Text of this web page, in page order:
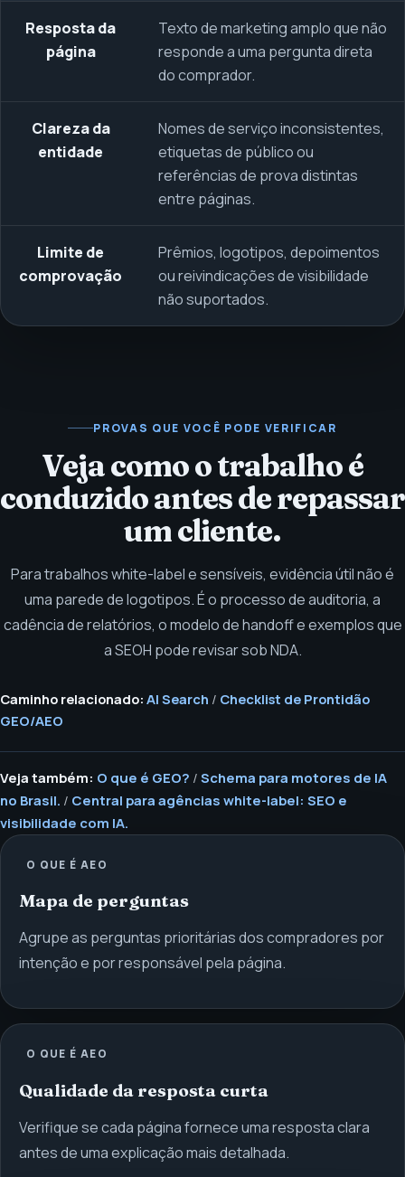
Resposta da
página
Texto de marketing amplo que não
responde a uma pergunta direta
do comprador.
Clareza da
entidade
Nomes de serviço inconsistentes,
etiquetas de público ou
referências de prova distintas
entre páginas.
Limite de
comprovação
Prêmios, logotipos, depoimentos
ou reivindicações de visibilidade
não suportados.
PROVAS QUE VOCÊ PODE VERIFICAR
Veja como o trabalho é
conduzido antes de repassar
um cliente.
Para trabalhos white-label e sensíveis, evidência útil não é
uma parede de logotipos. É o processo de auditoria, a
cadência de relatórios, o modelo de handoff e exemplos que
a SEOH pode revisar sob NDA.
Caminho relacionado: AI Search / Checklist de Prontidão
GEO/AEO
Veja também: O que é GEO? / Schema para motores de IA
no Brasil. / Central para agências white-label: SEO e
visibilidade com IA.
O QUE É AEO
Mapa de perguntas
Agrupe as perguntas prioritárias dos compradores por
intenção e por responsável pela página.
O QUE É AEO
Qualidade da resposta curta
Verifique se cada página fornece uma resposta clara
antes de uma explicação mais detalhada.